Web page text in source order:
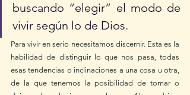
buscando “elegir” el modo de
vivir según lo de Dios.
Para vivir en serio necesitamos discernir. Esta es la
habilidad de distinguir lo que nos pasa, todas
esas tendencias o inclinaciones a una cosa u otra,
de la que tenemos la posibilidad de tomar o